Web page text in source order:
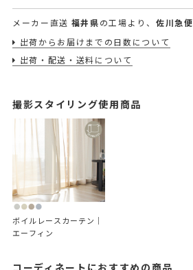
メーカー直送 福井県 の工場より、 佐川急便
出荷からお届けまでの日数について
出荷・配送・送料について
撮影スタイリング使用商品
ボイルレースカーテン｜
エーフィン
コーディネートにおすすめの商品